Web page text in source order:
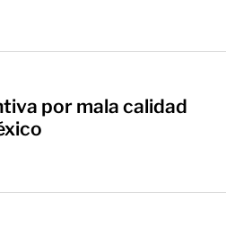
por mala calidad